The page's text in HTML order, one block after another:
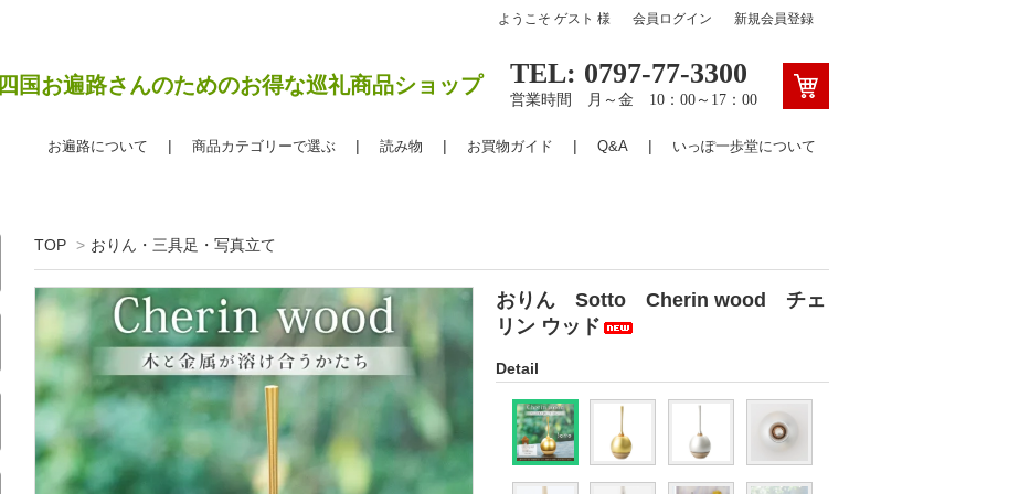
ようこそ ゲスト 様 会員ログイン 新規会員登録
四国お遍路さんのためのお得な巡礼商品ショップ TEL: 0797-77-3300
営業時間 月～金 10：00～17：00
お遍路について 商品カテゴリーで選ぶ 読み物 お買物ガイド Q&A いっぽ一歩堂について
TOP > おりん・三具足・写真立て
おりん Sotto Cherin wood チェ
リン ウッド
Detail